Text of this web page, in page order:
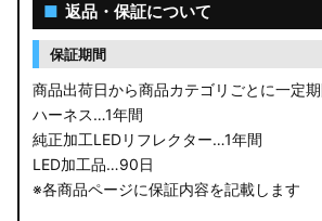
■ 返品・保証について
保証期間
商品出荷日から商品カテゴリごとに一定
ハーネス…1年間
純正加工LEDリフレクター…1年間
LED加工品…90日
※各商品ページに保証内容を記載します